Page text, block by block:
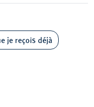
je reçois déjà